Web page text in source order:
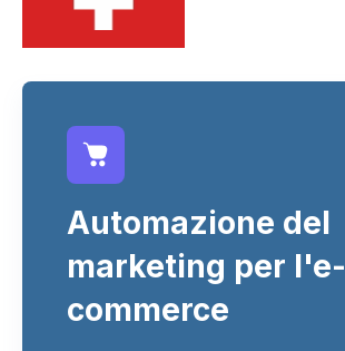
Automazione del
marketing per l'e-
commerce